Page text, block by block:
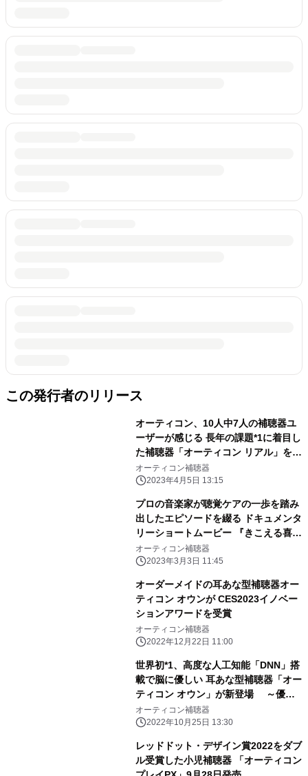
この発行者のリリース
オーティコン、10人中7人の補聴器ユ
ーザーが感じる 長年の課題*1に着目し
た補聴器「オーティコン リアル」を発
売。 人工知能と新技術により日常に溢
れる様々な環境音に対処して 明瞭な聞
オーティコン補聴器
2023年4月5日 13:15
プロの音楽家が聴覚ケアの一歩を踏み
出したエピソードを綴る ドキュメンタ
リーショートムービー 『きこえる喜び
を、もう一度。』を 3月3日「耳の
日」、WHO「世界耳の日」に配信
オーティコン補聴器
2023年3月3日 11:45
オーダーメイドの耳あな型補聴器オー
ティコン オウンが CES2023イノベー
ションアワードを受賞
オーティコン補聴器
2022年12月22日 11:00
世界初*1、高度な人工知能「DNN」搭
載で脳に優しい 耳あな型補聴器「オー
ティコン オウン」が新登場 ～優れ
た音質とオーダーメイドならではの装
用感を実現～
オーティコン補聴器
2022年10月25日 13:30
レッドドット・デザイン賞2022をダブ
ル受賞した小児補聴器 「オーティコン